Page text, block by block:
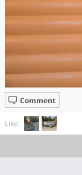
Comment
Like: